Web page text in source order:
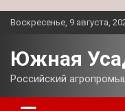
Перейти
Воскресенье, 9 августа,
Южная
Российский